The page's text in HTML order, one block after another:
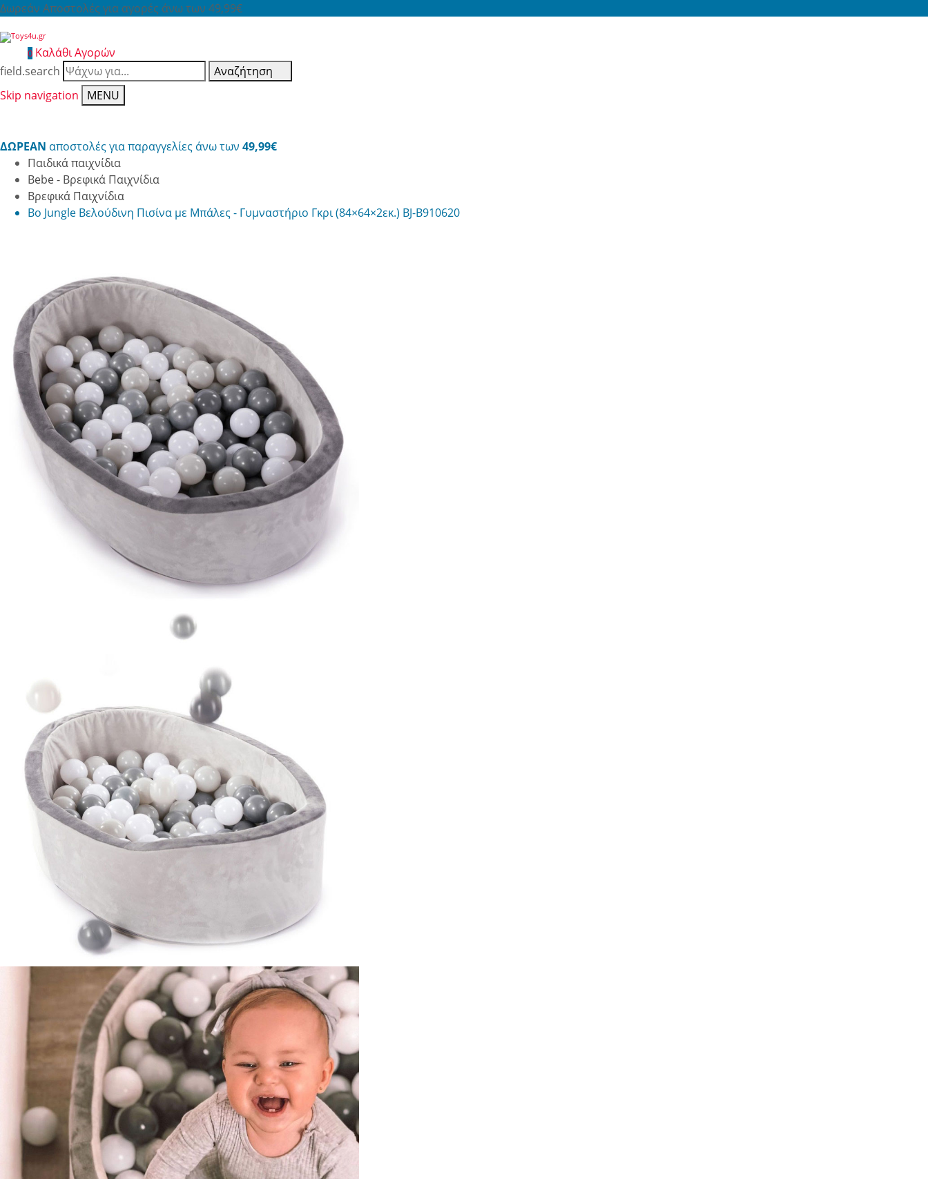
Δωρεάν Αποστολές για αγορές άνω των 49,99€
0 Καλάθι Αγορών
field.search
Αναζήτηση
Skip navigation
MENU
ΔΩΡΕΑΝ αποστολές για παραγγελίες άνω των 49,99€
Παιδικά παιχνίδια
Bebe - Βρεφικά Παιχνίδια
Βρεφικά Παιχνίδια
Bo Jungle Βελούδινη Πισίνα με Μπάλες - Γυμναστήριο Γκρι (84×64×2εκ.) BJ-B910620